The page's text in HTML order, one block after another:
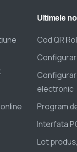
Ultimele
Cod QR
electronic
Program
Interfata
Lot